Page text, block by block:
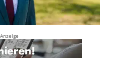
Anzeige